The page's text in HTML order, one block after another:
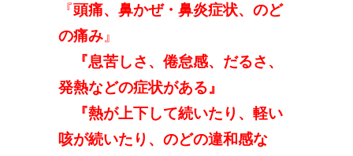
『頭痛、鼻かぜ・鼻炎症状、のど
の痛み 』
『息苦しさ、倦怠感、だるさ、
発熱などの症状がある』
『熱が上下して続いたり、軽い
咳が続いたり、のどの違和感な